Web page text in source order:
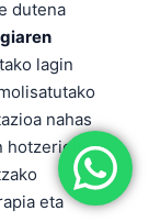
dutena
lagin
nahas
hotzerien
eta